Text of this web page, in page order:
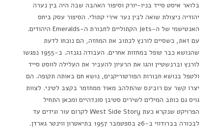
בלואר איסט סייד בניו-יורק וסיפור האהבה שבה היה בין נערה
יהודיה ניצולת שואה לבין נער אירי קתולי. הסיפור עסק ביחס
האנטישמי של ה-Jets הקתוליים לחבורת ה-Emeralds היהודים.
עם זאת, כשסיים לורנץ לכתוב את המחזה, הם נוכחו לדעת
שהנושא כבר טופל במחזות אחרים. העבודה נגנזה. ב-1955 נפגשו
לורנץ וברנשטיין והגו את הרעיון להעביר את העלילה לווסט סייד
ולטפל בנושא חבורות הפורטוריקנים, נושא חם באותה תקופה. הם
יצרו קשר עם רובינס שהתלהב מאוד ממחזמר בקצב לטיני. לצוות
גויס גם כותב המילים לשירים סטיבן סונדהיים ומכאן התחיל
הפרויקט שנקרא כעת West Side Story לקרום עור וגידים עד
לבכורה בברודווי ב-26 בספטמבר 1957 בתיאטרון ווינטר גארדן.